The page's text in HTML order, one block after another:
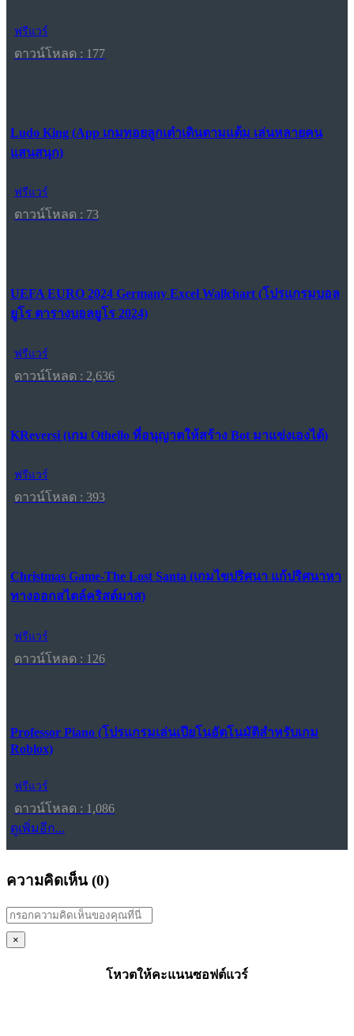
ฟรีแวร์
ดาวน์โหลด : 177
Ludo King (App เกมทอยลูกเต๋าเดินตามแต้ม เล่นหลายคน
แสนสนุก)
ฟรีแวร์
ดาวน์โหลด : 73
UEFA EURO 2024 Germany Excel Wallchart (โปรแกรมบอล
ยูโร ตารางบอลยูโร 2024)
ฟรีแวร์
ดาวน์โหลด : 2,636
KReversi (เกม Othello ที่อนุญาตให้สร้าง Bot มาแข่งเองได้)
ฟรีแวร์
ดาวน์โหลด : 393
Christmas Game-The Lost Santa (เกมไขปริศนา แก้ปริศนาหา
ทางออกสไตล์คริสต์มาส)
ฟรีแวร์
ดาวน์โหลด : 126
Professor Piano (โปรแกรมเล่นเปียโนอัตโนมัติสำหรับเกม
Roblox)
ฟรีแวร์
ดาวน์โหลด : 1,086
ดูเพิ่มอีก...
ความคิดเห็น (0)
×
โหวตให้คะแนนซอฟต์แวร์